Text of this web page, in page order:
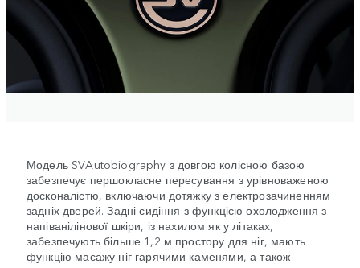
Модель SVAutobiography з довгою колісною базою
забезпечує першокласне пересування з урівноваженою
досконалістю, включаючи дотяжку з електрозачиненням
задніх дверей. Задні сидіння з функцією охолодження з
напіванілінової шкіри, із нахилом як у літаках,
забезпечують більше 1,2 м простору для ніг, мають
функцію масажу ніг гарячими каменями, а також